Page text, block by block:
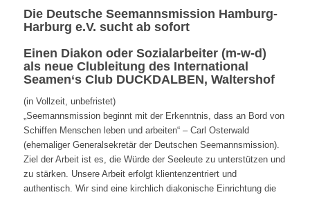
Die Deutsche Seemannsmission Hamburg-
Harburg e.V. sucht ab sofort
Einen Diakon oder Sozialarbeiter (m-w-d)
als neue Clubleitung des International
Seamen‘s Club DUCKDALBEN, Waltershof
(in Vollzeit, unbefristet)
„Seemannsmission beginnt mit der Erkenntnis, dass an Bord von
Schiffen Menschen leben und arbeiten“ – Carl Osterwald
(ehemaliger Generalsekretär der Deutschen Seemannsmission).
Ziel der Arbeit ist es, die Würde der Seeleute zu unterstützen und
zu stärken. Unsere Arbeit erfolgt klientenzentriert und
authentisch. Wir sind eine kirchlich diakonische Einrichtung die